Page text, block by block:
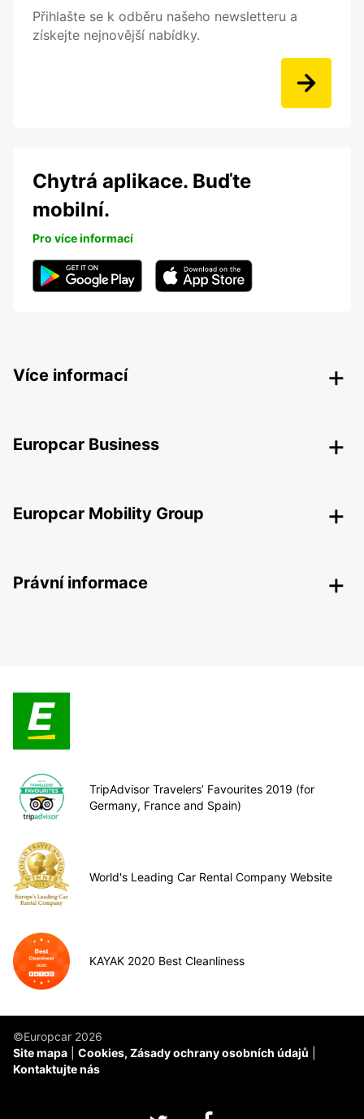
Přihlašte se k odběru našeho newsletteru a
získejte nejnovější nabídky.
Chytrá aplikace. Buďte
mobilní.
Pro více informací
Více informací
Europcar Business
Europcar Mobility Group
Právní informace
TripAdvisor Travelers’ Favourites 2019 (for
Germany, France and Spain)
World's Leading Car Rental Company Website
KAYAK 2020 Best Cleanliness
©Europcar 2026
Site mapa
Cookies, Zásady ochrany osobních údajů
Kontaktujte nás